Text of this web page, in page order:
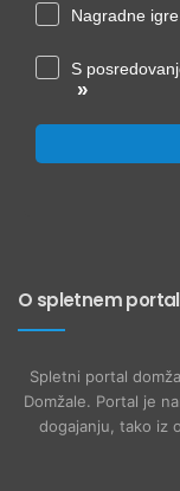
Nagradne igre
S
»
O spletnem
Spletni portal
Domžale. Portal je
dogajanju, tako iz